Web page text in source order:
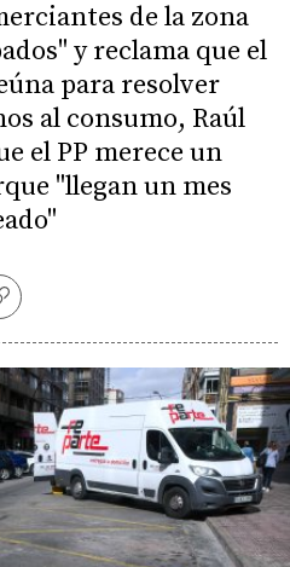
de la zona
y reclama que el
para resolver
al consumo, Raúl
el PP merece un
"llegan un mes